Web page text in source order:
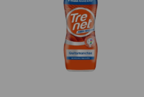
Accesorios y regalos
Cuidado personal